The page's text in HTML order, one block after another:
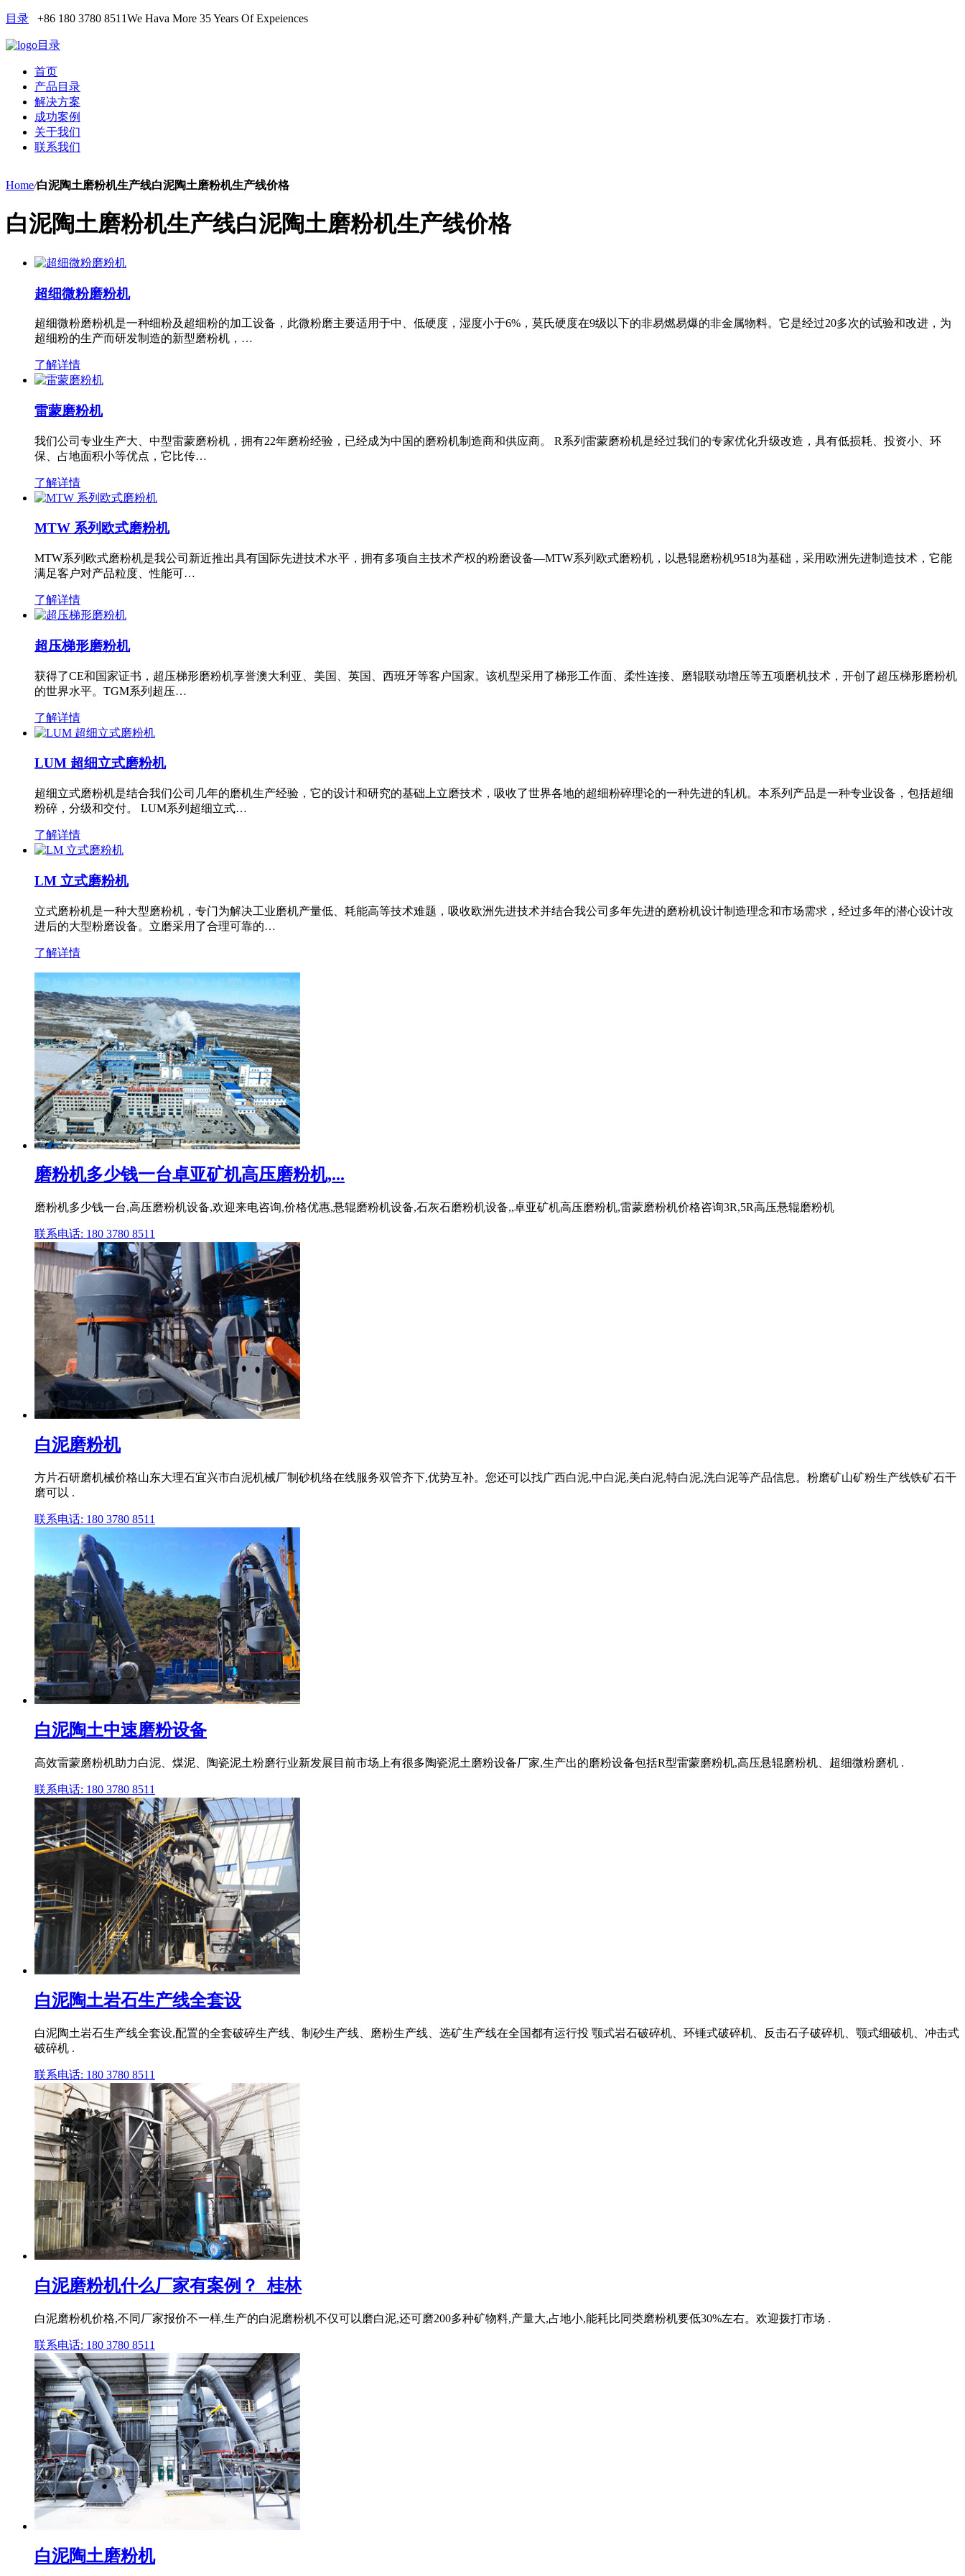
目录 +86 180 3780 8511We Hava More 35 Years Of Expeiences
目录
首页
产品目录
解决方案
成功案例
关于我们
联系我们
Home/白泥陶土磨粉机生产线白泥陶土磨粉机生产线价格
白泥陶土磨粉机生产线白泥陶土磨粉机生产线价格
超细微粉磨粉机
超细微粉磨粉机是一种细粉及超细粉的加工设备，此微粉磨主要适用于中、低硬度，湿度小于6%，莫氏硬度在9级以下的非易燃易爆的非金属物料。它是经过20多次的试验和改进，为
超细粉的生产而研发制造的新型磨粉机，…
了解详情
雷蒙磨粉机
我们公司专业生产大、中型雷蒙磨粉机，拥有22年磨粉经验，已经成为中国的磨粉机制造商和供应商。 R系列雷蒙磨粉机是经过我们的专家优化升级改造，具有低损耗、投资小、环
保、占地面积小等优点，它比传…
了解详情
MTW 系列欧式磨粉机
MTW系列欧式磨粉机是我公司新近推出具有国际先进技术水平，拥有多项自主技术产权的粉磨设备—MTW系列欧式磨粉机，以悬辊磨粉机9518为基础，采用欧洲先进制造技术，它能
满足客户对产品粒度、性能可…
了解详情
超压梯形磨粉机
获得了CE和国家证书，超压梯形磨粉机享誉澳大利亚、美国、英国、西班牙等客户国家。该机型采用了梯形工作面、柔性连接、磨辊联动增压等五项磨机技术，开创了超压梯形磨粉机
的世界水平。TGM系列超压…
了解详情
LUM 超细立式磨粉机
超细立式磨粉机是结合我们公司几年的磨机生产经验，它的设计和研究的基础上立磨技术，吸收了世界各地的超细粉碎理论的一种先进的轧机。本系列产品是一种专业设备，包括超细
粉碎，分级和交付。 LUM系列超细立式…
了解详情
LM 立式磨粉机
立式磨粉机是一种大型磨粉机，专门为解决工业磨机产量低、耗能高等技术难题，吸收欧洲先进技术并结合我公司多年先进的磨粉机设计制造理念和市场需求，经过多年的潜心设计改
进后的大型粉磨设备。立磨采用了合理可靠的…
了解详情
磨粉机多少钱一台卓亚矿机高压磨粉机,...
磨粉机多少钱一台,高压磨粉机设备,欢迎来电咨询,价格优惠,悬辊磨粉机设备,石灰石磨粉机设备,,卓亚矿机高压磨粉机,雷蒙磨粉机价格咨询3R,5R高压悬辊磨粉机
联系电话: 180 3780 8511
白泥磨粉机
方片石研磨机械价格山东大理石宜兴市白泥机械厂制砂机络在线服务双管齐下,优势互补。您还可以找广西白泥,中白泥,美白泥,特白泥,洗白泥等产品信息。粉磨矿山矿粉生产线铁矿石干
磨可以 .
联系电话: 180 3780 8511
白泥陶土中速磨粉设备
高效雷蒙磨粉机助力白泥、煤泥、陶瓷泥土粉磨行业新发展目前市场上有很多陶瓷泥土磨粉设备厂家,生产出的磨粉设备包括R型雷蒙磨粉机,高压悬辊磨粉机、超细微粉磨机 .
联系电话: 180 3780 8511
白泥陶土岩石生产线全套设
白泥陶土岩石生产线全套设,配置的全套破碎生产线、制砂生产线、磨粉生产线、选矿生产线在全国都有运行投 颚式岩石破碎机、环锤式破碎机、反击石子破碎机、颚式细破机、冲击式
破碎机 .
联系电话: 180 3780 8511
白泥磨粉机什么厂家有案例？_桂林
白泥磨粉机价格,不同厂家报价不一样,生产的白泥磨粉机不仅可以磨白泥,还可磨200多种矿物料,产量大,占地小,能耗比同类磨粉机要低30%左右。欢迎拨打市场 .
联系电话: 180 3780 8511
白泥陶土磨粉机